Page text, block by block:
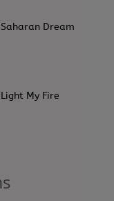
Saharan Dream
Light My Fire